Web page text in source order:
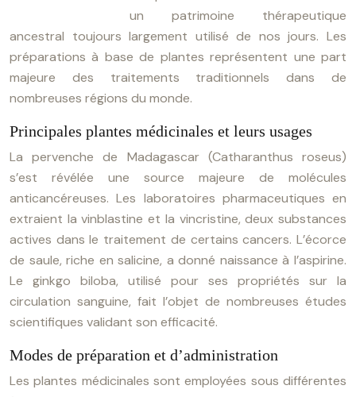
un patrimoine thérapeutique
ancestral toujours largement utilisé de nos jours. Les
préparations à base de plantes représentent une part
majeure des traitements traditionnels dans de
nombreuses régions du monde.
Principales plantes médicinales et leurs usages
La pervenche de Madagascar (Catharanthus roseus)
s’est révélée une source majeure de molécules
anticancéreuses. Les laboratoires pharmaceutiques en
extraient la vinblastine et la vincristine, deux substances
actives dans le traitement de certains cancers. L’écorce
de saule, riche en salicine, a donné naissance à l’aspirine.
Le ginkgo biloba, utilisé pour ses propriétés sur la
circulation sanguine, fait l’objet de nombreuses études
scientifiques validant son efficacité.
Modes de préparation et d’administration
Les plantes médicinales sont employées sous différentes